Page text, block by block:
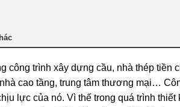
công trình xây dựng cầu, nhà thép tiền
cao tầng, trung tâm thương mại…
lực của nó. Vì thế trong quá trình thiết